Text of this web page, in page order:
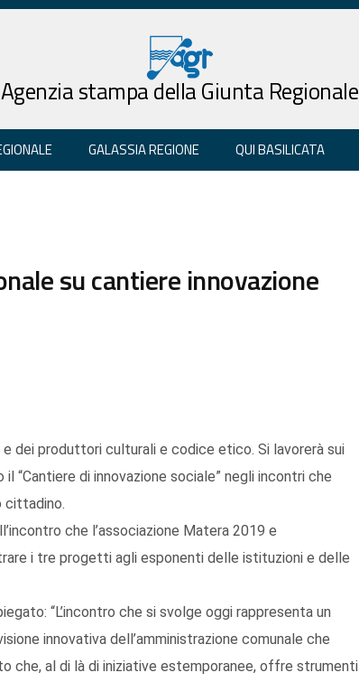
Agenzia stampa della Giunta Regionale
GALASSIA REGIONE QUI BASILICATA
su cantiere innovazione
dei produttori culturali e codice etico. Si lavorerà sui
di innovazione sociale” negli incontri che
cittadino.
che l’associazione Matera 2019 e
i tre progetti agli esponenti delle istituzioni e delle
“L’incontro che si svolge oggi rappresenta un
innovativa dell’amministrazione comunale che
che, al di là di iniziative estemporanee, offre strumenti